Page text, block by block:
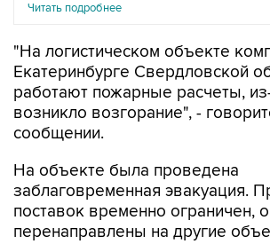
Читать подробнее
"На логистическом объекте
Екатеринбурге Свердловской
работают пожарные расчеты,
возникло возгорание", -
сообщении.
На объекте была проведена
заблаговременная эвакуация.
поставок временно ограничен,
перенаправлены на другие